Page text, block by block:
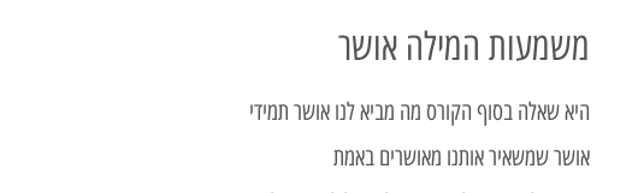
משמעות המילה אושר
היא שאלה בסוף הקורס מה מביא לנו אושר תמידי
אושר שמשאיר אותנו מאושרים באמת